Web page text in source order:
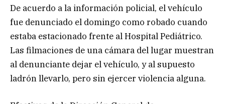
De acuerdo a la información policial, el vehículo
fue denunciado el domingo como robado cuando
estaba estacionado frente al Hospital Pediátrico.
Las filmaciones de una cámara del lugar muestran
al denunciante dejar el vehículo, y al supuesto
ladrón llevarlo, pero sin ejercer violencia alguna.